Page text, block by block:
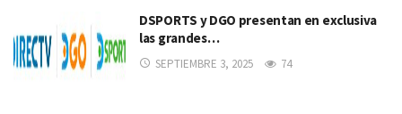
DSPORTS y DGO presentan en exclusiva
las grandes…
SEPTIEMBRE 3, 2025 74